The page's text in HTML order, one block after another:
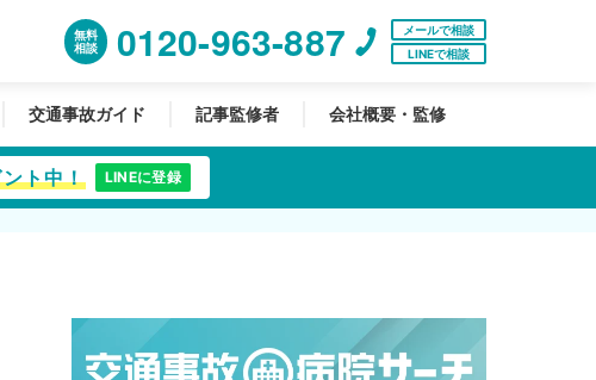
無料
相談
0120-963-887
メールで相談
LINEで相談
交通事故ガイド 記事監修者 会社概要・監修
ト中！ LINEに登録